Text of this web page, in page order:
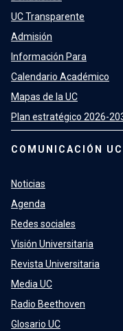
UC Transparente
Admisión
Información Para
Calendario Académico
Mapas de la UC
Plan estratégico 2026-
COMUNICACIÓN UC
Noticias
Agenda
Redes sociales
Visión Universitaria
Revista Universitaria
Media UC
Radio Beethoven
Glosario UC